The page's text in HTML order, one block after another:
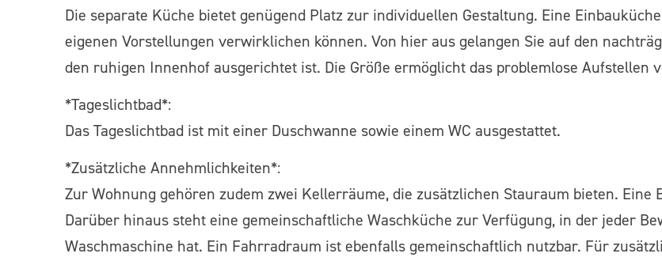
Die separate Küche bietet genügend Platz zur individuellen Gestaltung. Eine
eigenen Vorstellungen verwirklichen können. Von hier aus gelangen Sie auf den
den ruhigen Innenhof ausgerichtet ist. Die Größe ermöglicht das problemlose Aufstellen
*Tageslichtbad*:
Das Tageslichtbad ist mit einer Duschwanne sowie einem WC ausgestattet.
*Zusätzliche Annehmlichkeiten*:
Zur Wohnung gehören zudem zwei Kellerräume, die zusätzlichen Stauraum bieten.
Darüber hinaus steht eine gemeinschaftliche Waschküche zur Verfügung, in der jeder
Waschmaschine hat. Ein Fahrradraum ist ebenfalls gemeinschaftlich nutzbar. Für